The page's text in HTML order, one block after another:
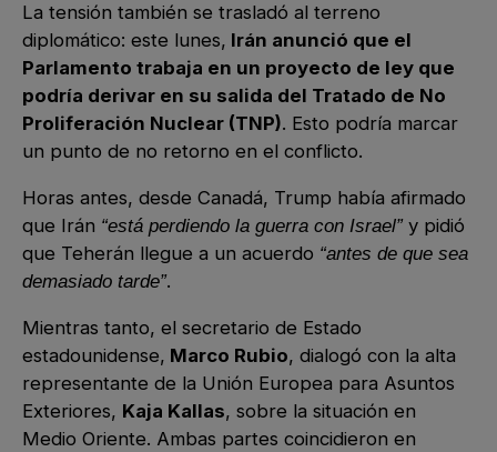
La tensión también se trasladó al terreno
diplomático: este lunes, Irán anunció que el
Parlamento trabaja en un proyecto de ley que
podría derivar en su salida del Tratado de No
Proliferación Nuclear (TNP). Esto podría marcar
un punto de no retorno en el conflicto.
Horas antes, desde Canadá, Trump había afirmado
que Irán “está perdiendo la guerra con Israel”y pidió
que Teherán llegue a un acuerdo “antes de que sea
demasiado tarde”.
Mientras tanto, el secretario de Estado
estadounidense, Marco Rubio, dialogó con la alta
representante de la Unión Europea para Asuntos
Exteriores, Kaja Kallas, sobre la situación en
Medio Oriente. Ambas partes coincidieron en